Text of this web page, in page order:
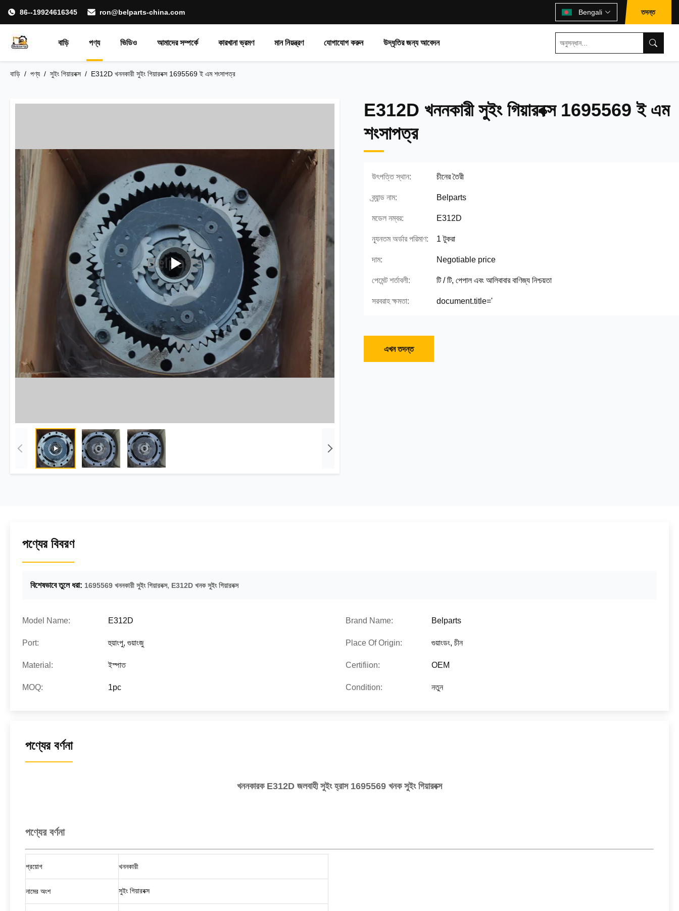
86--19924616345 ron@belparts-china.com Bengali তদন্ত
বাড়ি পণ্য ভিডিও আমাদের সম্পর্কে কারখানা ভ্রমণ মান নিয়ন্ত্রণ যোগাযোগ করুন উদ্ধৃতির জন্য আবেদন
বাড়ি / পণ্য / সুইং গিয়ারবক্স / E312D খননকারী সুইং গিয়ারবক্স 1695569 ই এম শংসাপত্র
E312D খননকারী সুইং গিয়ারবক্স 1695569 ই এম
শংসাপত্র
উৎপত্তি স্থান: চীনের তৈরী
ব্র্যান্ড নাম: Belparts
মডেল নম্বর: E312D
ন্যূনতম অর্ডার পরিমাণ: 1 টুকরা
দাম: Negotiable price
পেমেন্ট শর্তাবলী: টি / টি, পেপাল এবং আলিবাবার বাণিজ্য নিশ্চয়তা
সরবরাহ ক্ষমতা: document.title='
এখন তদন্ত
পণ্যের বিবরণ
বিশেষভাবে তুলে ধরা: 1695569 খননকারী সুইং গিয়ারবক্স, E312D খনক সুইং গিয়ারবক্স
Model Name: E312D Brand Name: Belparts
Port: হুয়াংপু, গুয়াংজু Place Of Origin: গুয়াংডং, চীন
Material: ইস্পাত Certifiion: OEM
MOQ: 1pc Condition: নতুন
পণ্যের বর্ণনা
খননকারক E312D জলবাহী সুইং হ্রাস 1695569 খনক সুইং গিয়ারবক্স
পণ্যের বর্ণনা
প্রয়োগ খননকারী
নামের অংশ সুইং গিয়ারবক্স